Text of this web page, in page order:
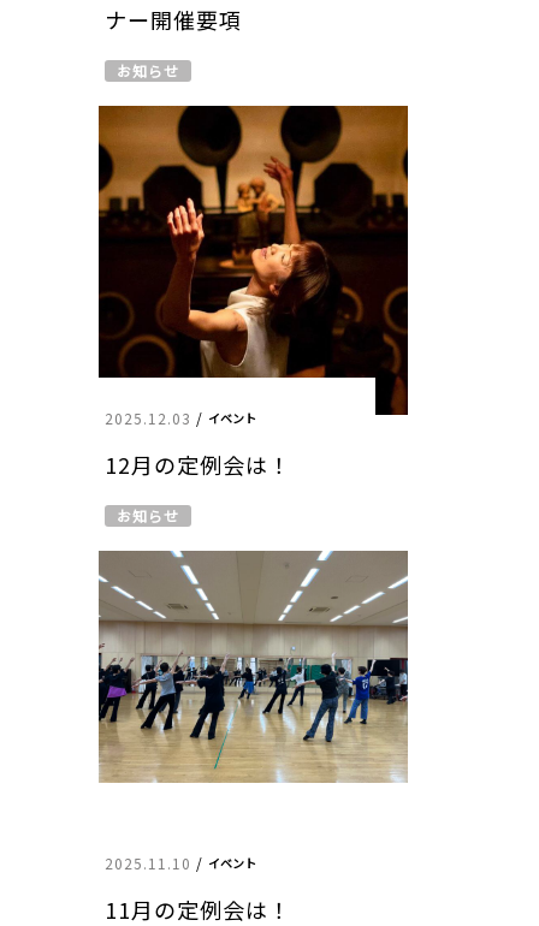
ナー開催要項
お知らせ
2025.12.03 / イベント
12月の定例会は！
お知らせ
2025.11.10 / イベント
11月の定例会は！